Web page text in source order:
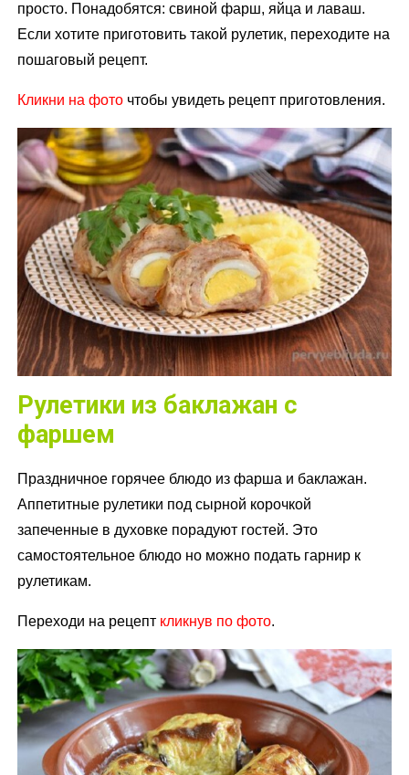
просто. Понадобятся: свиной фарш, яйца и лаваш.
Если хотите приготовить такой рулетик, переходите на
пошаговый рецепт.
Кликни на фото чтобы увидеть рецепт приготовления.
Рулетики из баклажан с
фаршем
Праздничное горячее блюдо из фарша и баклажан.
Аппетитные рулетики под сырной корочкой
запеченные в духовке порадуют гостей. Это
самостоятельное блюдо но можно подать гарнир к
рулетикам.
Переходи на рецепт кликнув по фото.